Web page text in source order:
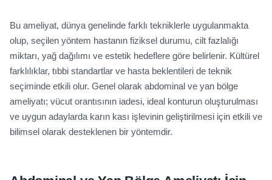
Bu ameliyat, dünya genelinde farklı tekniklerle uygulanmakta
olup, seçilen yöntem hastanın fiziksel durumu, cilt fazlalığı
miktarı, yağ dağılımı ve estetik hedeflere göre belirlenir. Kültürel
farklılıklar, tıbbi standartlar ve hasta beklentileri de teknik
seçiminde etkili olur. Genel olarak abdominal ve yan bölge
ameliyatı; vücut orantısının iadesi, ideal konturun oluşturulması
ve uygun adaylarda karın kası işlevinin geliştirilmesi için etkili ve
bilimsel olarak desteklenen bir yöntemdir.